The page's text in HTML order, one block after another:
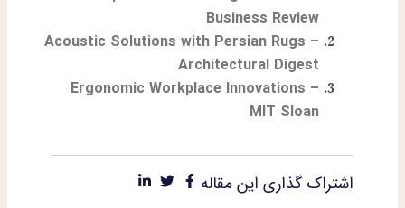
Business Review
Acoustic Solutions with Persian Rugs –
Architectural Digest
Ergonomic Workplace Innovations –
MIT Sloan
اشتراک گذاری این مقاله